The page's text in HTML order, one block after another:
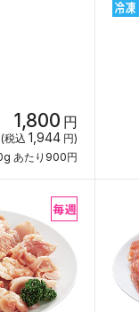
1,800 円
(税込 1,944 円)
あたり900円